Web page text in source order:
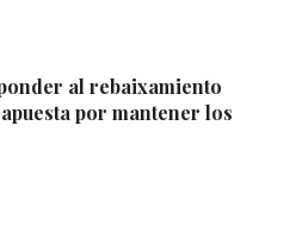
al rebaixamiento
por mantener los